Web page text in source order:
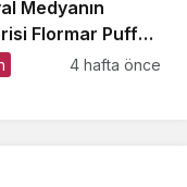
Medyanın
Flormar Puffy
Blush Serisine
4 hafta önce